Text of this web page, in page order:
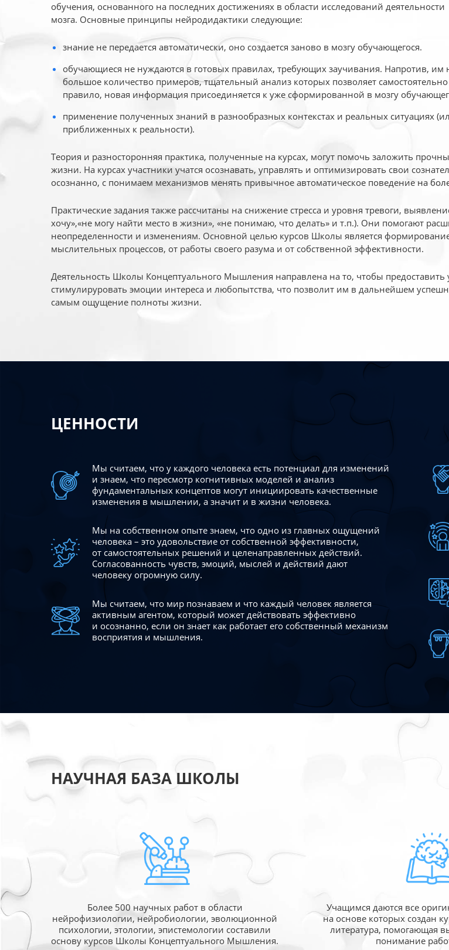
обучения, основанного на последних достижениях в области исследований деятельности
мозга. Основные принципы нейродидактики следующие:
знание не передается автоматически, оно создается заново в мозгу обучающегося.
обучающиеся не нуждаются в готовых правилах, требующих заучивания. Напротив, им
большое количество примеров, тщательный анализ которых позволяет
правило, новая информация присоединяется к уже сформированной в мозгу
применение полученных знаний в разнообразных контекстах и реальных ситуациях
приближенных к реальности).
Теория и разносторонняя практика, полученные на курсах, могут помочь заложить
жизни. На курсах участники учатся осознавать, управлять и оптимизировать свои
осознанно, с понимаем механизмов менять привычное автоматическое поведение на
Практические задания также рассчитаны на снижение стресса и уровня тревоги,
хочу»,«не могу найти место в жизни», «не понимаю, что делать» и т.п.). Они помогают
неопределенности и изменениям. Основной целью курсов Школы является
мыслительных процессов, от работы своего разума и от собственной эффективности.
Деятельность Школы Концептуального Мышления направлена на то, чтобы предоставить
стимулируровать эмоции интереса и любопытства, что позволит им в дальнейшем
самым ощущение полноты жизни.
ЦЕННОСТИ
Мы считаем, что у каждого человека есть потенциал для изменений
и знаем, что пересмотр когнитивных моделей и анализ
фундаментальных концептов могут инициировать качественные
изменения в мышлении, а значит и в жизни человека.
Мы на собственном опыте знаем, что одно из главных ощущений
человека – это удовольствие от собственной эффективности,
от самостоятельных решений и целенаправленных действий.
Согласованность чувств, эмоций, мыслей и действий дают
человеку огромную силу.
Мы считаем, что мир познаваем и что каждый человек является
активным агентом, который может действовать эффективно
и осознанно, если он знает как работает его собственный механизм
восприятия и мышления.
НАУЧНАЯ БАЗА ШКОЛЫ
Более 500 научных работ в области
нейрофизиологии, нейробиологии, эволюционной
психологии, этологии, эпистемологии составили
основу курсов Школы Концептуального Мышления.
Учащимся даются все
на основе которых создан
литература, помогающая
понимание